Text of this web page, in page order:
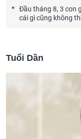
Đầu tháng 8, 3 con
cái gì cũng không
Tuổi Dần